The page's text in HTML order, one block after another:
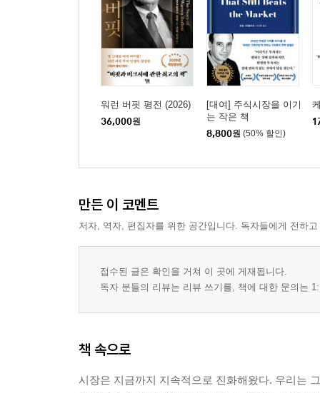
‘사회적 비즈니스 기업’의 진정한 의미
사회적 비즈니스 기업을 위한 마케팅 모델
Summary _ 기업가정신을 장려하여 새로운 시장
_ 환경적 지속가능성을 성취하라
그린 비즈니스는 수익의 새로운 모델
혁신자와 투자자, 전파자들간의 협력
Summary _ 지속가능성을 위한 혁신
전혀 새로운 시장에는 전혀 새로운 가치가 필요하다
신조 2 | 변화를 민첩하게 포착하고, 언제든 변화할
신조 4 | 당신의 도움이 가장 절실한 고객에게 다가
신조 6 | 소비자가 원할 때 언제든 당신을 찾을 수
워런 버핏 평전 (2026)
36,000원
[대여] 주식시장을 이기
는 작은 책
8,800원 (50% 할인)
만든 이 코멘트
저자, 역자, 편집자를 위한 공간입니다. 독자들에게 전하
접수된 글은 확인을 거쳐 이 곳에 게재됩니다.
독자 분들의 리뷰는 리뷰 쓰기를, 책에 대한 문의는
책 속으로
시장은 지금까지 지속적으로 진화해왔다. 우리는 그